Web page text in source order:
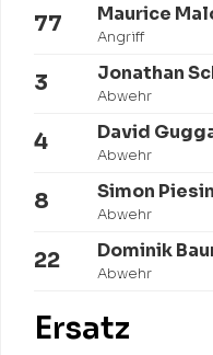
77 Maurice
Angriff
3 Jonathan
Abwehr
4 David
Abwehr
8 Simon
Abwehr
22 Dominik
Abwehr
Ersatz